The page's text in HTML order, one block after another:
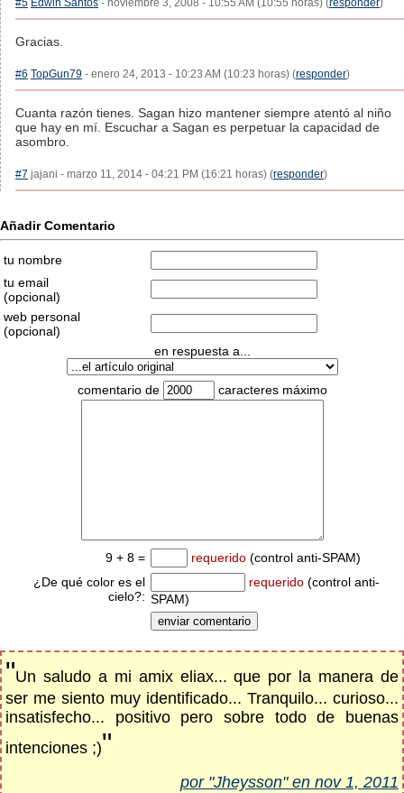
#5 Edwin Santos - noviembre 3, 2008 - 10:55 AM (10:55 horas) (responder)
Gracias.
#6 TopGun79 - enero 24, 2013 - 10:23 AM (10:23 horas) (responder)
Cuanta razón tienes. Sagan hizo mantener siempre atentó al niño
que hay en mí. Escuchar a Sagan es perpetuar la capacidad de
asombro.
#7 jajani - marzo 11, 2014 - 04:21 PM (16:21 horas) (responder)
Añadir Comentario
tu nombre
tu email
(opcional)
web personal
(opcional)
en respuesta a...
comentario de caracteres máximo
9 + 8 = requerido (control anti-SPAM)
¿De qué color es el
cielo?:
requerido (control anti-
SPAM)
"Un saludo a mi amix eliax... que por la manera de
ser me siento muy identificado... Tranquilo... curioso...
insatisfecho... positivo pero sobre todo de buenas
intenciones ;)"
por "Jheysson" en nov 1, 2011